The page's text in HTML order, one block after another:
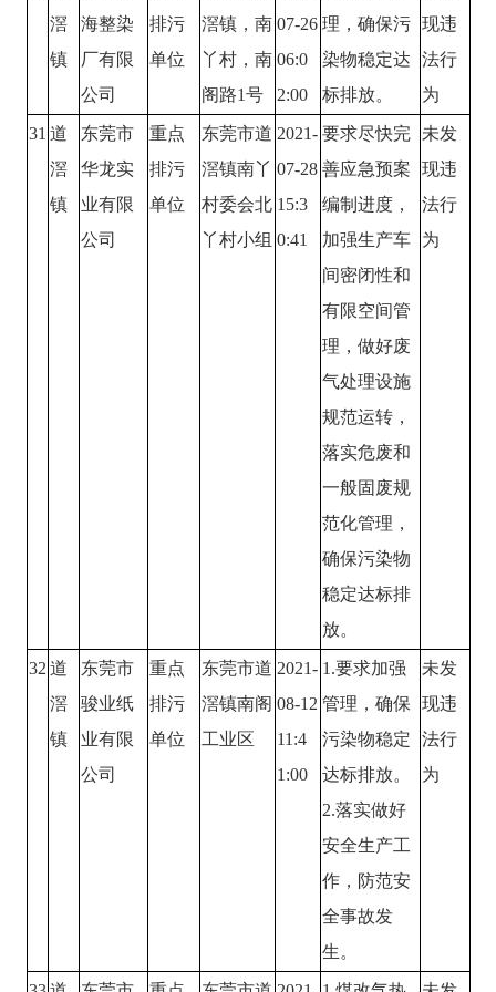
滘
镇
海整染
厂有限
公司
排污
单位
滘镇，南
丫村，南
阁路1号
07-26
06:0
2:00
理，确保污
染物稳定达
标排放。
现违
法行
为
31 道
滘
镇
东莞市
华龙实
业有限
公司
重点
排污
单位
东莞市道
滘镇南丫
村委会北
丫村小组
2021-
07-28
15:3
0:41
要求尽快完
善应急预案
编制进度，
加强生产车
间密闭性和
有限空间管
理，做好废
气处理设施
规范运转，
落实危废和
一般固废规
范化管理，
确保污染物
稳定达标排
放。
未发
现违
法行
为
32 道
滘
镇
东莞市
骏业纸
业有限
公司
重点
排污
单位
东莞市道
滘镇南阁
工业区
2021-
08-12
11:4
1:00
1.要求加强
管理，确保
污染物稳定
达标排放。
2.落实做好
安全生产工
作，防范安
全事故发
生。
未发
现违
法行
为